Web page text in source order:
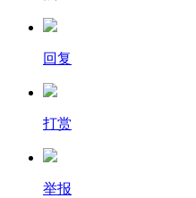
回复
打赏
举报